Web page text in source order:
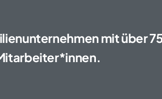
mit über